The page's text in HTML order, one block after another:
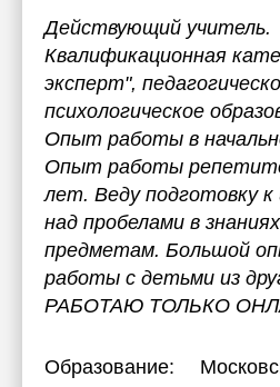
Действующий учитель.
Квалификационная
эксперт",
психологическое
Опыт работы в
Опыт работы
лет. Веду подготовку
над пробелами в
предметам. Большой
работы с детьми из
РАБОТАЮ ТОЛЬКО
Образование: